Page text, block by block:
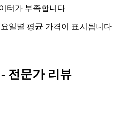
터가 부족합니다
일별 평균 가격이 표시됩니다
전문가 리뷰